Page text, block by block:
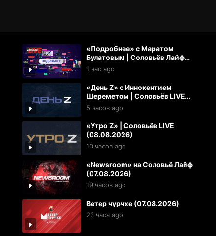
«Подробнее» с Маратом
Булатовым | Соловьёв Лайф
(08.08.2026)
1 час ago
«День Z» с Иннокентием
Шереметом | Соловьёв LIVE
(08.08.2026)
5 часов ago
«Утро Z» | Соловьёв LIVE
(08.08.2026)
10 часов ago
«Newsroom» на Соловьё Лайф
(07.08.2026)
19 часов ago
Ветер чурчхе (07.08.2026)
23 часа ago